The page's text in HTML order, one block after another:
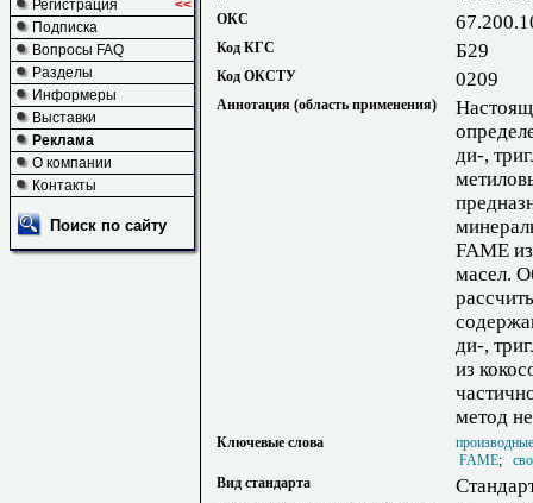
Регистрация
<<
Подписка
Вопросы FAQ
Разделы
Информеры
Выставки
Реклама
О компании
Контакты
Поиск по сайту
ОКС
Код КГС Б29
Код ОКСТУ 0209
Аннотация (область применения)
ди-,
FAME
масел.
ди-,
из
метод
Ключевые слова
FAME;
Вид стандарта